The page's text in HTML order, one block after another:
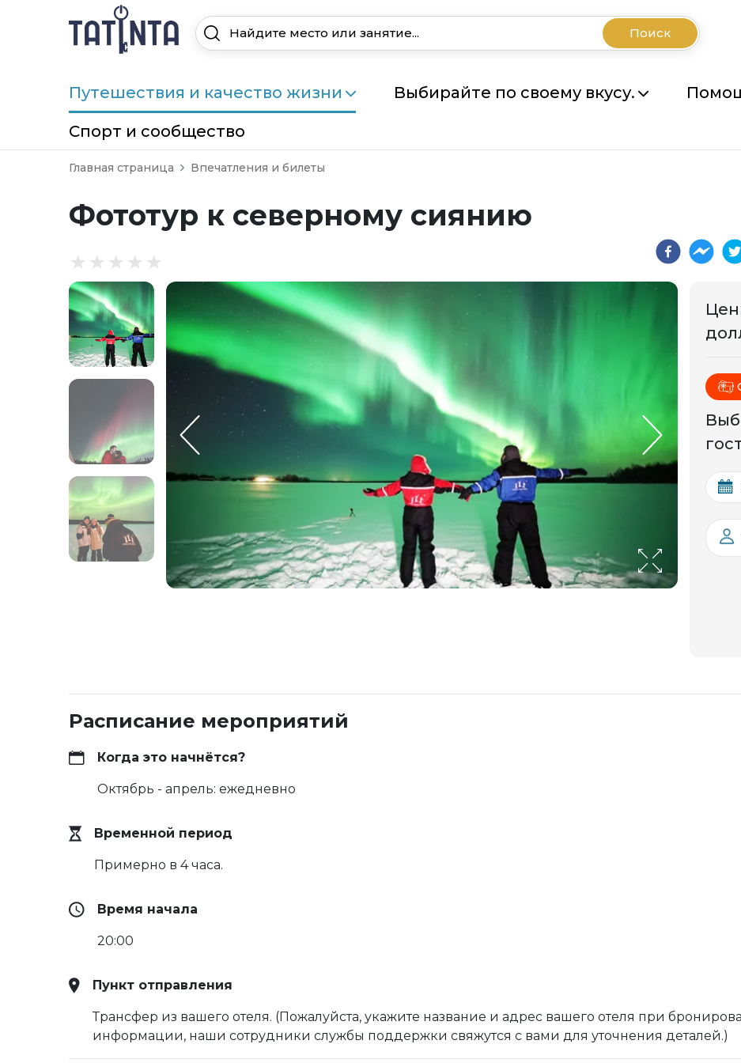
Поиск
Путешествия и качество жизни Выбирайте по своему вкусу.
Спорт и сообщество
Главная страница Впечатления и билеты
Фототур к северному сиянию
Расписание мероприятий
Когда это начнётся?
Октябрь - апрель: ежедневно
Временной период
Примерно в 4 часа.
Время начала
20:00
Пункт отправления
Трансфер из вашего отеля. (Пожалуйста, укажите название и адрес вашего отеля при
информации, наши сотрудники службы поддержки свяжутся с вами для уточнения деталей.)